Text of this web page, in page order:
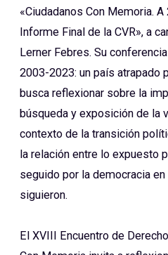
«Ciudadanos Con Memoria.
Informe Final de la CVR», a
Lerner Febres. Su
2003-2023: un país atrapado
busca reflexionar sobre la
búsqueda y exposición de la
contexto de la transición
la relación entre lo expuesto
seguido por la democracia
siguieron.
El XVIII Encuentro de